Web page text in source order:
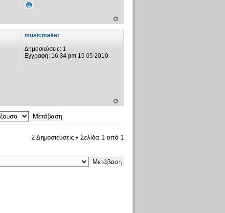
musicmaker
Δημοσιεύσεις:1
Εγγραφή:16:34 pm 19 05 2010
2 Δημοσιεύσεις • Σελίδα 1 από 1